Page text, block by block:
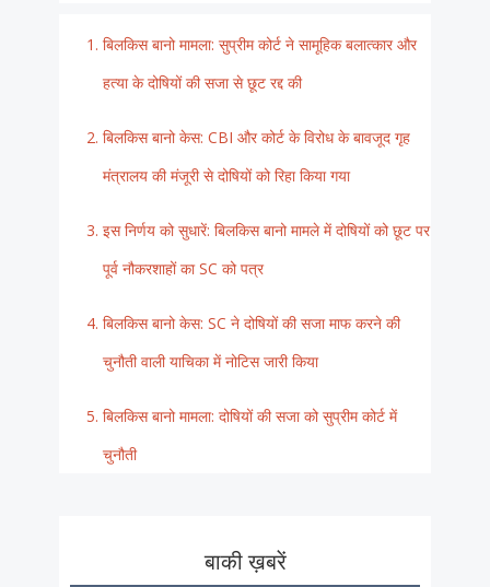
बिलकिस बानो मामला: सुप्रीम कोर्ट ने सामूहिक बलात्कार और
हत्या के दोषियों की सजा से छूट रद्द की
बिलकिस बानो केस: CBI और कोर्ट के विरोध के बावजूद गृह
मंत्रालय की मंजूरी से दोषियों को रिहा किया गया
इस निर्णय को सुधारें: बिलकिस बानो मामले में दोषियों को छूट पर
पूर्व नौकरशाहों का SC को पत्र
बिलकिस बानो केस: SC ने दोषियों की सजा माफ करने की
चुनौती वाली याचिका में नोटिस जारी किया
बिलकिस बानो मामला: दोषियों की सजा को सुप्रीम कोर्ट में
चुनौती
बाकी ख़बरें